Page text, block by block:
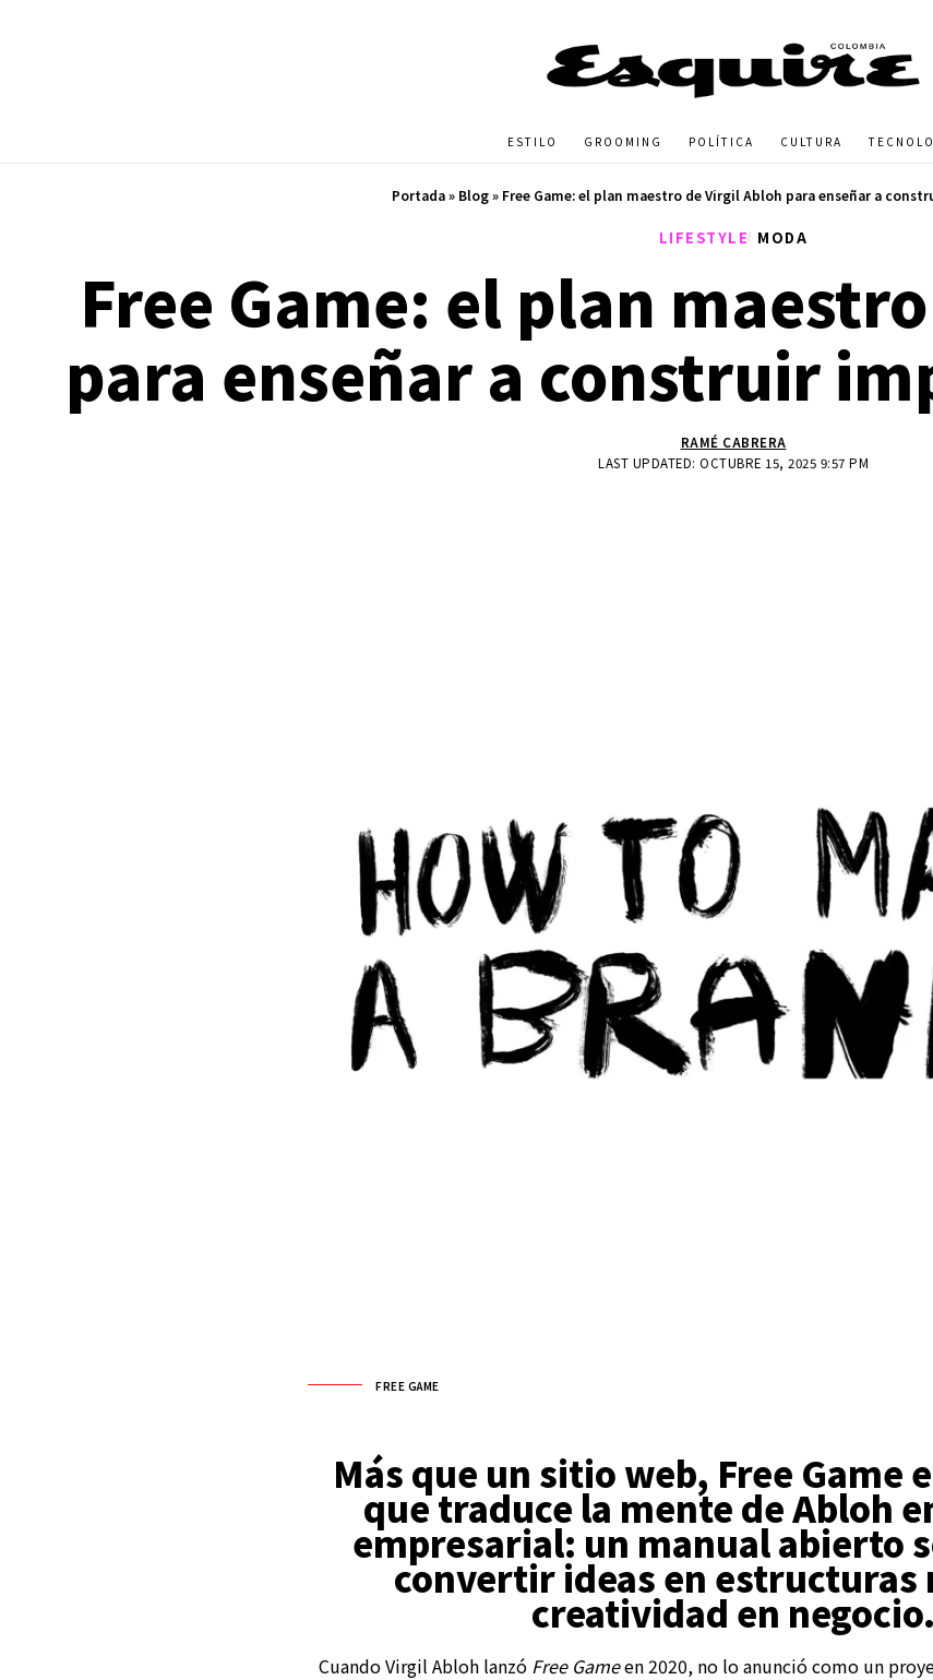
ESTILO GROOMING POLÍTICA CULTURA
Portada» Blog» Free Game: el plan maestro de Virgil Abloh para enseñar a
LIFESTYLE MODA
Free Game: el plan
para enseñar a construir
LAST UPDATED: OCTUBRE 15, 2025 9:57 PM
RAMÉ CABRERA
FREE GAME
Más que un sitio web, Free Game
que traduce la mente de Abloh
empresarial: un manual abierto
convertir ideas en estructuras
creatividad en negocio.
Cuando Virgil Abloh lanzó Free Gameen 2020, no lo anunció como un